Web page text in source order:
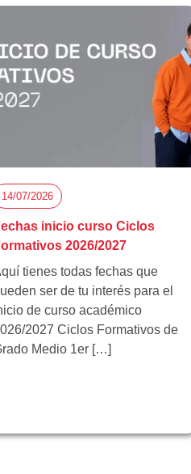
14/07/2026
inicio curso Ciclos
2026/2027
tienes todas fechas que
ser de tu interés para el
de curso académico
2027 Ciclos Formativos de
Medio 1er […]